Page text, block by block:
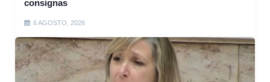
consignas
6 AGOSTO, 2026